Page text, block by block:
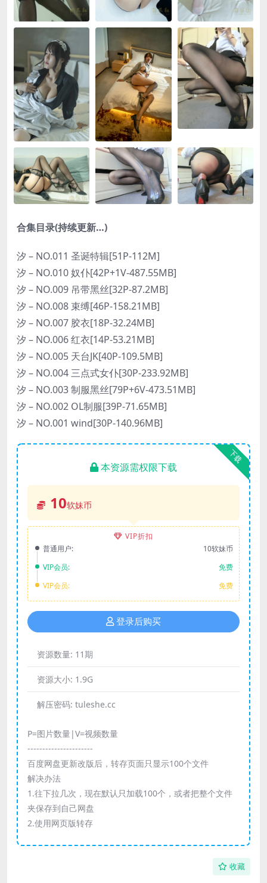
合集目录(持续更新…)
汐 – NO.011 圣诞特辑[51P-112M]
汐 – NO.010 奴仆[42P+1V-487.55MB]
汐 – NO.009 吊带黑丝[32P-87.2MB]
汐 – NO.008 束缚[46P-158.21MB]
汐 – NO.007 胶衣[18P-32.24MB]
汐 – NO.006 红衣[14P-53.21MB]
汐 – NO.005 天台JK[40P-109.5MB]
汐 – NO.004 三点式女仆[30P-233.92MB]
汐 – NO.003 制服黑丝[79P+6V-473.51MB]
汐 – NO.002 OL制服[39P-71.65MB]
汐 – NO.001 wind[30P-140.96MB]
下载
本资源需权限下载
10软妹币
VIP折扣
普通用户:
10软妹币
VIP会员:
免费
VIP会员:
免费
登录后购买
资源数量: 11期
资源大小: 1.9G
解压密码: tuleshe.cc
P=图片数量|V=视频数量
----------------------
百度网盘更新改版后，转存页面只显示100个文件
解决办法
1.往下拉几次，现在默认只加载100个，或者把整个文件
夹保存到自己网盘
2.使用网页版转存
收藏